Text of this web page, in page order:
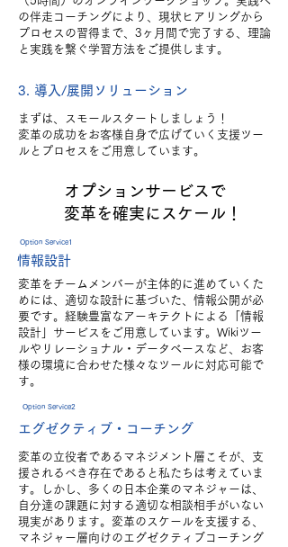
の伴走コーチングにより、現状ヒアリングから
プロセスの習得まで、3ヶ月間で完了する、理論
と実践を繋ぐ学習方法をご提供します。
3. 導入/展開ソリューション
まずは、スモールスタートしましょう！
変革の成功をお客様自身で広げていく支援ツー
ルとプロセスをご用意しています。​
オプションサービスで
変革を確実にスケール！
Option Service1
情報設計
変革をチームメンバーが主体的に進めていくた
めには、適切な設計に基づいた、情報公開が必
要です。経験豊富なアーキテクトによる「情報
設計」サービスをご用意しています。Wikiツー
ルやリレーショナル・データベースなど、お客
様の環境に合わせた様々なツールに対応可能で
す。
Option Service2
エグゼクティブ・コーチング
変革の立役者であるマネジメント層こそが、支
援されるべき存在であると私たちは考えていま
す。しかし、多くの日本企業のマネジャーは、
自分達の課題に対する適切な相談相手がいない
現実があります。変革のスケールを支援する、
マネジャー層向けのエグゼクティブコーチング